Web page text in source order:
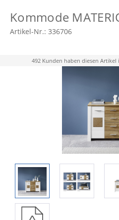
Kommode
Artikel-Nr.: 336706
492 Kunden haben diesen